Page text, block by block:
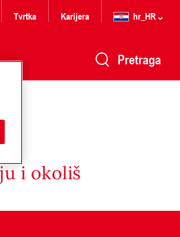
Tvrtka Karijera hr_HR
Pretraga
i okoliš